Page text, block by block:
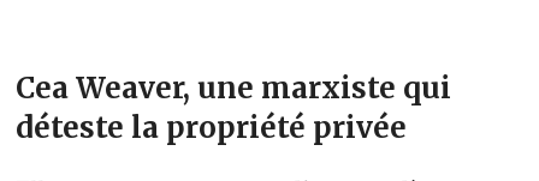
Cea Weaver, une marxiste qui
déteste la propriété privée